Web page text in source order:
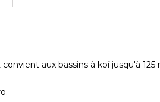
aux bassins à koï jusqu'à 125